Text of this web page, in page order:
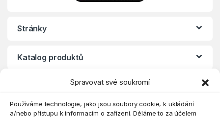
Spravovat své soukromí
Používáme technologie, jako jsou soubory cookie, k ukládání
a/nebo přístupu k informacím o zařízení. Děláme to za účelem
Stránky
Katalog produktů